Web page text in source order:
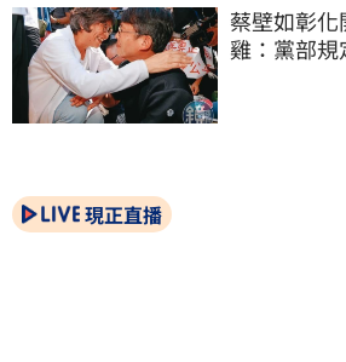
蔡壁如彰
雞：黨部規
現正直播